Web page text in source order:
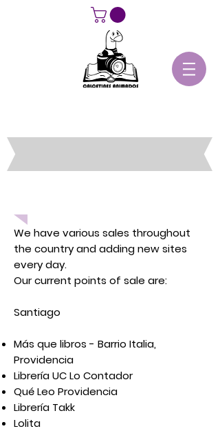
We have various sales throughout
the country and adding new sites
every day.
Our current points of sale are:
Santiago
Más que libros - Barrio Italia,
Providencia
Librería UC Lo Contador
Qué Leo Providencia
Librería Takk
Lolita